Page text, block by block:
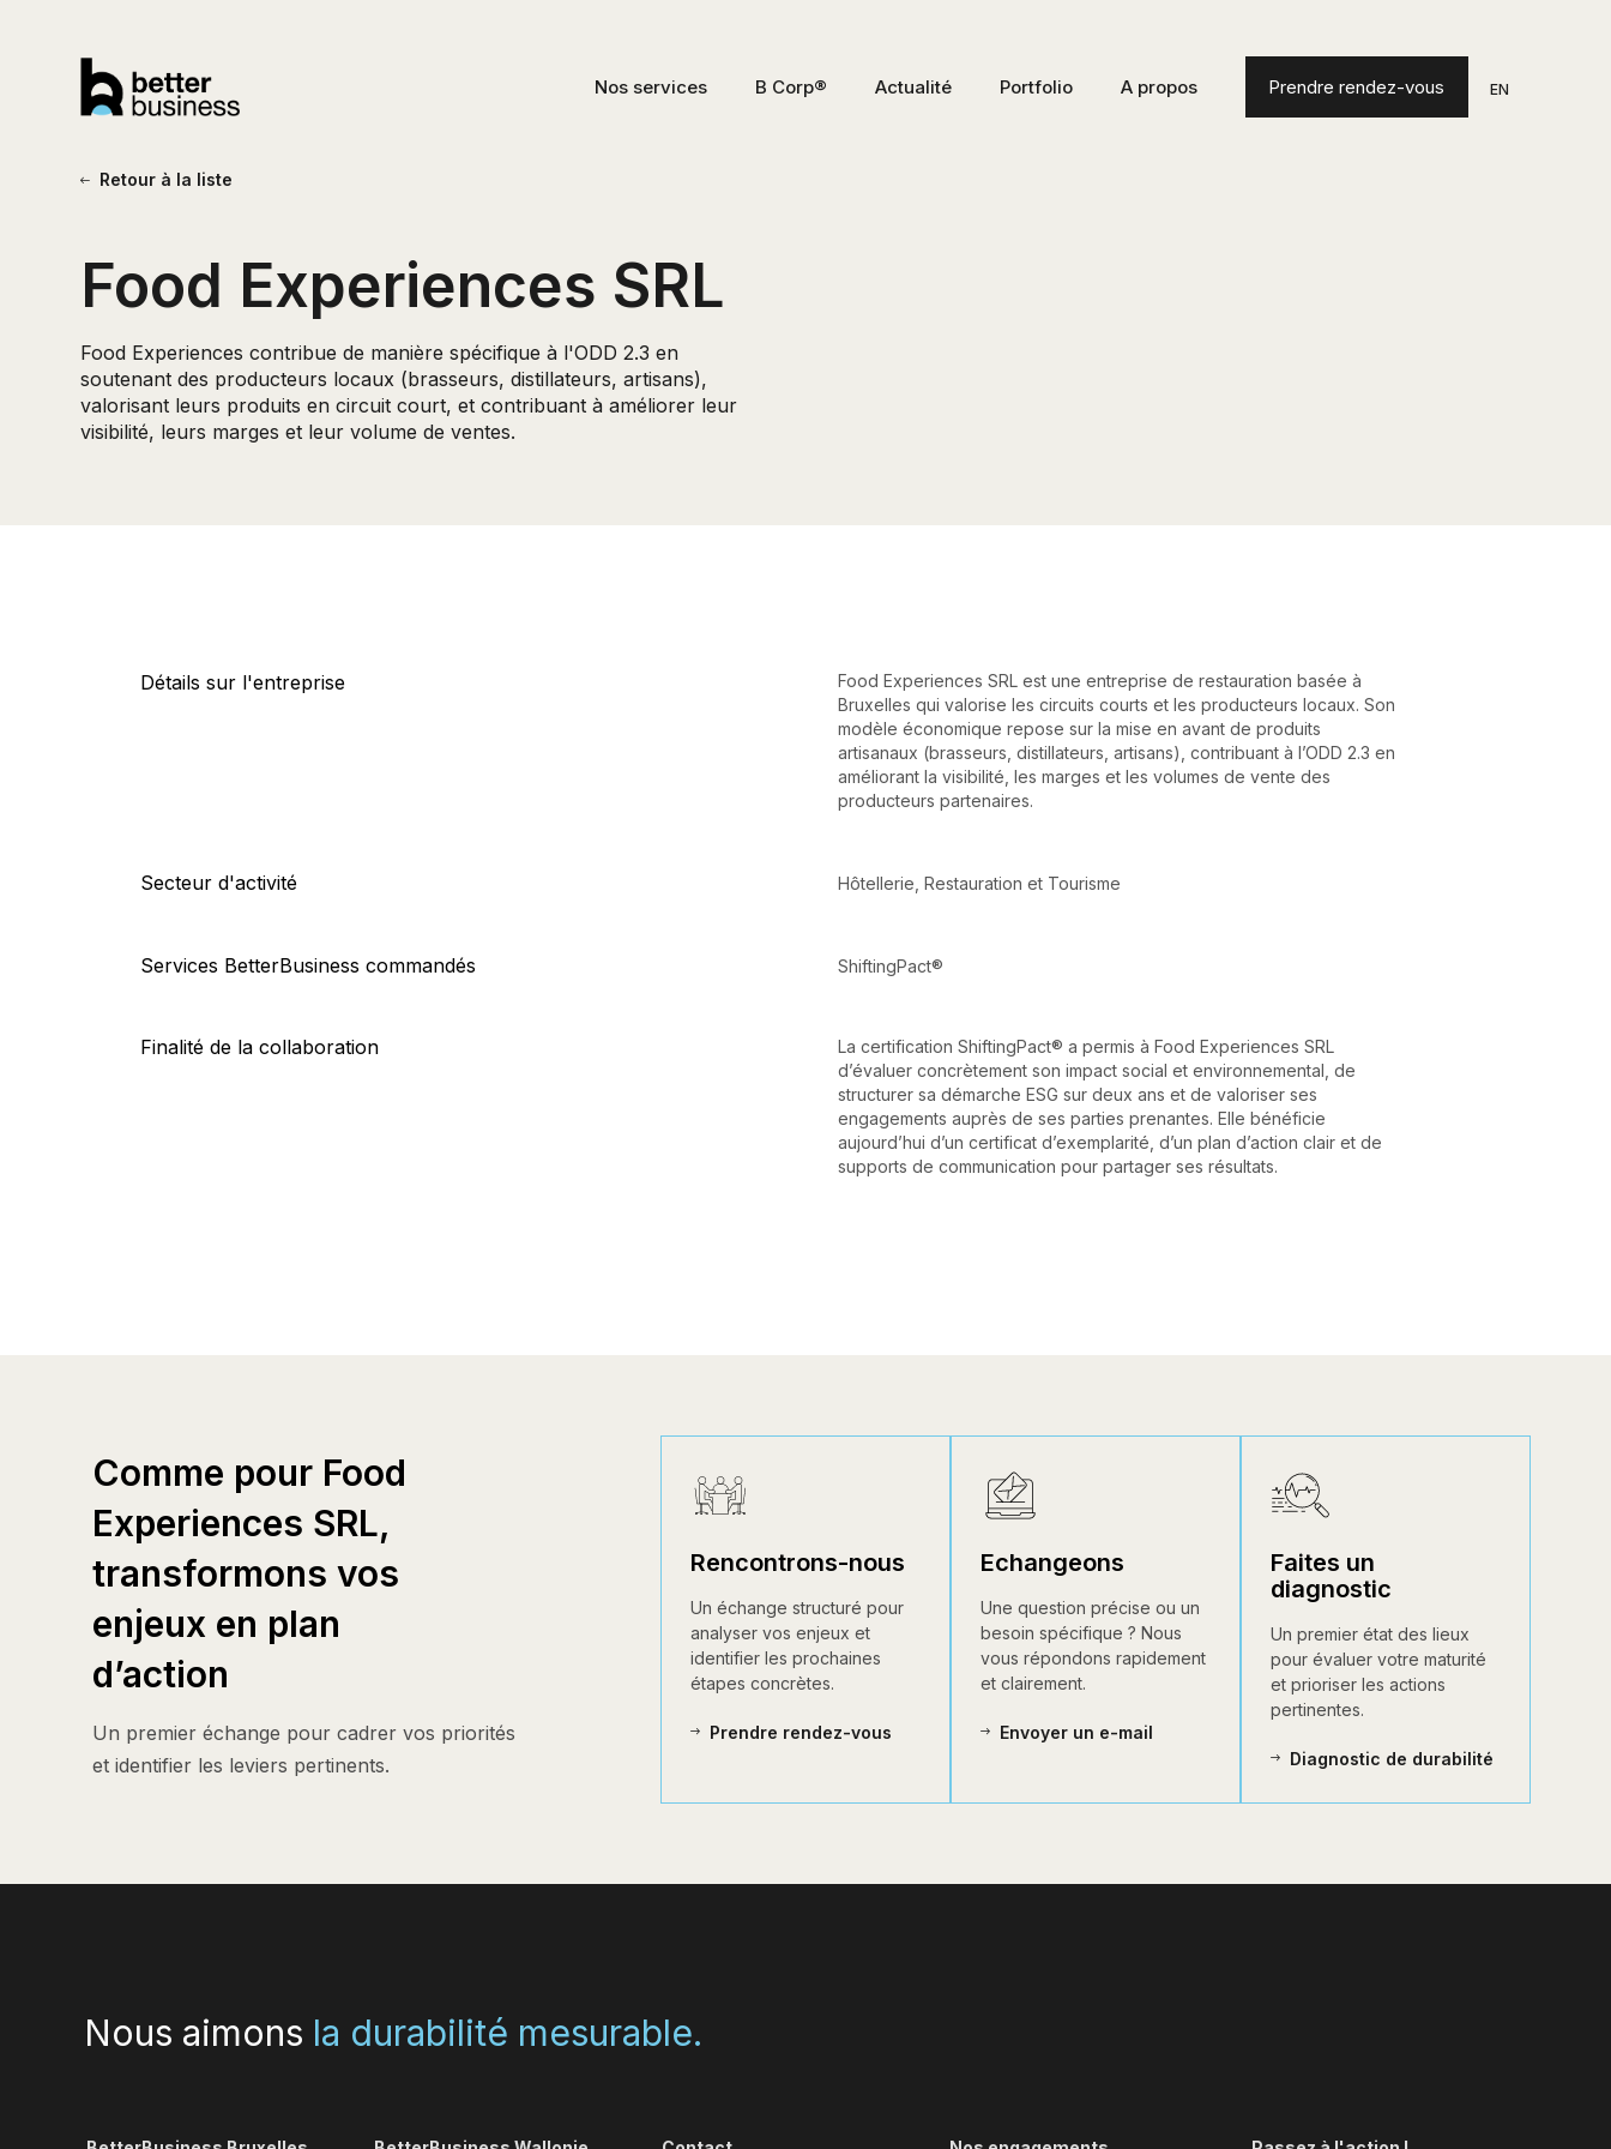
Nos services B Corp® Actualité Portfolio A propos Prendre rendez-vous EN
Retour à la liste
Food Experiences SRL
Food Experiences contribue de manière spécifique à l'ODD 2.3 en
soutenant des producteurs locaux (brasseurs, distillateurs, artisans),
valorisant leurs produits en circuit court, et contribuant à améliorer leur
visibilité, leurs marges et leur volume de ventes.
Détails sur l'entreprise
Food Experiences SRL est une entreprise de restauration basée à
Bruxelles qui valorise les circuits courts et les producteurs locaux. Son
modèle économique repose sur la mise en avant de produits
artisanaux (brasseurs, distillateurs, artisans), contribuant à l’ODD 2.3 en
améliorant la visibilité, les marges et les volumes de vente des
producteurs partenaires.
Secteur d'activité Hôtellerie, Restauration et Tourisme
Services BetterBusiness commandés ShiftingPact®
Finalité de la collaboration
La certification ShiftingPact® a permis à Food Experiences SRL
d’évaluer concrètement son impact social et environnemental, de
structurer sa démarche ESG sur deux ans et de valoriser ses
engagements auprès de ses parties prenantes. Elle bénéficie
aujourd’hui d’un certificat d’exemplarité, d’un plan d’action clair et de
supports de communication pour partager ses résultats.
Comme pour Food
Experiences SRL,
transformons vos
enjeux en plan
d’action
Un premier échange pour cadrer vos priorités
et identifier les leviers pertinents.
Rencontrons-nous
Un échange structuré pour
analyser vos enjeux et
identifier les prochaines
étapes concrètes.
Prendre rendez-vous
Echangeons
Une question précise ou un
besoin spécifique ? Nous
vous répondons rapidement
et clairement.
Envoyer un e-mail
Faites un
diagnostic
Un premier état des lieux
pour évaluer votre maturité
et prioriser les actions
pertinentes.
Diagnostic de durabilité
Nous aimons la durabilité mesurable.